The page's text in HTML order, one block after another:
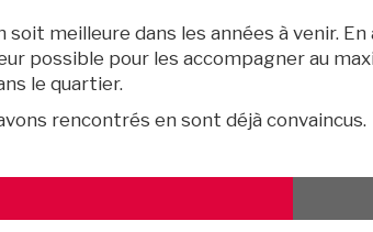
meilleure dans les années à venir.
possible pour les accompagner au
le quartier.
rencontrés en sont déjà convaincus.